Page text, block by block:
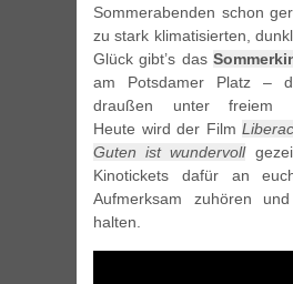
Sommerabenden schon
zu stark klimatisierten,
Glück gibt’s das
am Potsdamer Platz –
draußen unter freiem
Heute wird der Film
Guten ist wundervoll
Kinotickets dafür an
Aufmerksam zuhören
halten.